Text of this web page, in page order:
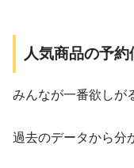
人気商品の予約
みんなが一番欲しが
過去のデータから分